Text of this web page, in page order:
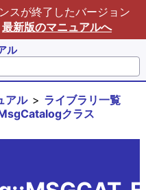
スが終了したバージョン
最新版のマニュアルへ
ル
アル
ライブラリ一覧
クラス